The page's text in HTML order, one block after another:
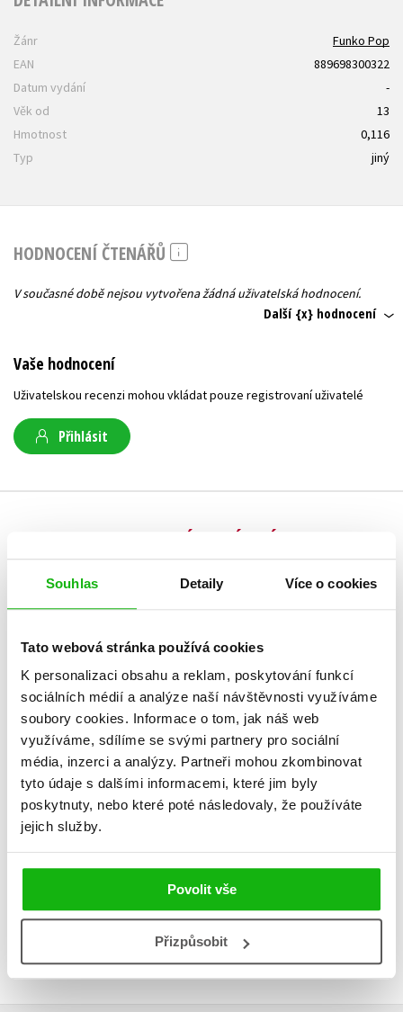
Souhlas Detaily Více o cookies
Tato webová stránka používá cookies
K personalizaci obsahu a reklam, poskytování funkcí
sociálních médií a analýze naší návštěvnosti využíváme
soubory cookies. Informace o tom, jak náš web
využíváme, sdílíme se svými partnery pro sociální
média, inzerci a analýzy. Partneři mohou zkombinovat
tyto údaje s dalšími informacemi, které jim byly
poskytnuty, nebo které poté následovaly, že používáte
jejich služby.
Povolit vše
Přizpůsobit
Žánr
Funko Pop
EAN
889698300322
Datum vydání
-
Věk od
13
Hmotnost
0,116
Typ
jiný
HODNOCENÍ ČTENÁŘŮ
V současné době nejsou vytvořena žádná uživatelská hodnocení.
Další {x} hodnocení
Vaše hodnocení
Uživatelskou recenzi mohou vkládat pouze registrovaní uživatelé
Přihlásit
MOHLO BY VÁS TAKÉ ZAJÍMAT
NARNIE – komplet
1.-7.díl – box
C. S. Lewis
1 832 Kč
Podivuhodné
vyprávění bývalého
piráta Kolíska
Václav Čtvrtek
329 Kč
263 Kč
Smrt táty
Ikabog s ilustracemi
Bena Mantla